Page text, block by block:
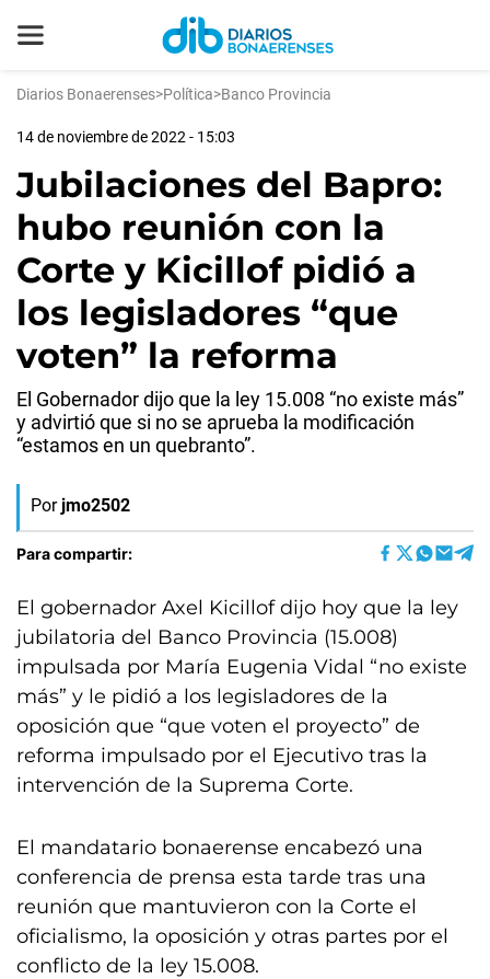
Diarios Bonaerenses>Política>Banco Provincia
14 de noviembre de 2022 - 15:03
Jubilaciones del Bapro:
hubo reunión con la
Corte y Kicillof pidió a
los legisladores “que
voten” la reforma
El Gobernador dijo que la ley 15.008 “no existe más”
y advirtió que si no se aprueba la modificación
“estamos en un quebranto”.
Por jmo2502
Para compartir:
El gobernador Axel Kicillof dijo hoy que la ley
jubilatoria del Banco Provincia (15.008)
impulsada por María Eugenia Vidal “no existe
más” y le pidió a los legisladores de la
oposición que “que voten el proyecto” de
reforma impulsado por el Ejecutivo tras la
intervención de la Suprema Corte.
El mandatario bonaerense encabezó una
conferencia de prensa esta tarde tras una
reunión que mantuvieron con la Corte el
oficialismo, la oposición y otras partes por el
conflicto de la ley 15.008.